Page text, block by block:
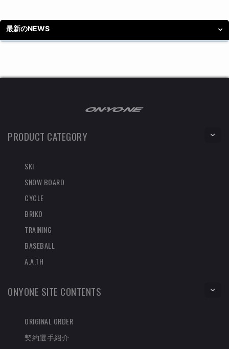
最新のNEWS
PRODUCT CATEGORY
SKI
SNOW BOARD
CYCLE
BRIKO
TRAINING
BASEBALL
A.A.TH
ONYONE SITE CONTENTS
ORIGINAL ORDER
契約選手紹介